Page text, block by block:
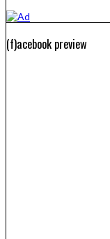
(f)acebook preview